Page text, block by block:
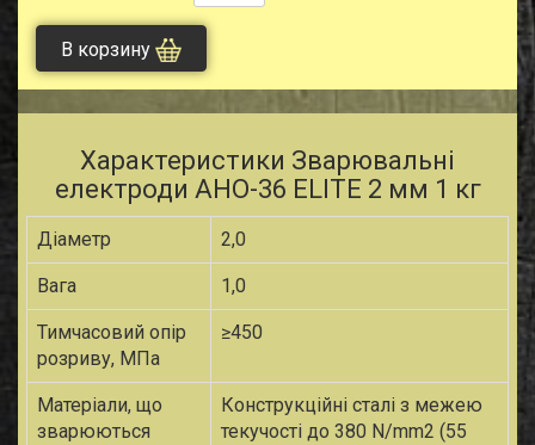
В корзину
Характеристики Зварювальні
електроди АНО-36 ЕLІТE 2 мм 1 кг
Діаметр 2,0
Вага 1,0
Тимчасовий опір
розриву, МПа
≥450
Матеріали, що
зварюються
Конструкційні сталі з межею
текучості до 380 N/mm2 (55